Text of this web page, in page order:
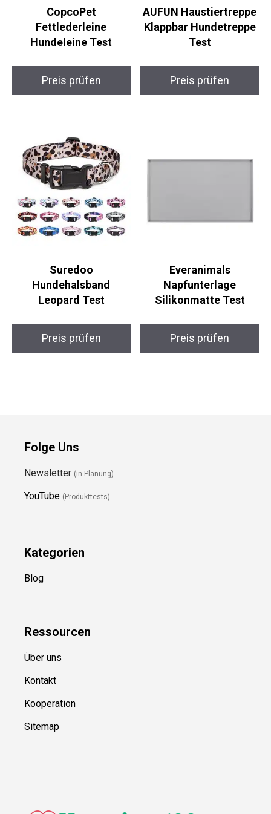
CopcoPet
Fettlederleine
Hundeleine Test
Preis prüfen
AUFUN Haustiertreppe
Klappbar Hundetreppe
Test
Preis prüfen
Suredoo
Hundehalsband
Leopard Test
Preis prüfen
Everanimals
Napfunterlage
Silikonmatte Test
Preis prüfen
Folge Uns
Newsletter (in Planung)
YouTube (Produkttests)
Kategorien
Blog
Ressourcen
Über uns
Kontakt
Kooperation
Sitemap